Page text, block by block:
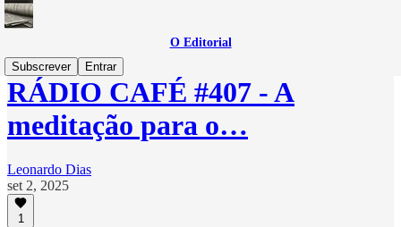
O Editorial
Subscrever
Entrar
RÁDIO CAFÉ #407 - A
meditação para o…
Leonardo Dias
set 2, 2025
1